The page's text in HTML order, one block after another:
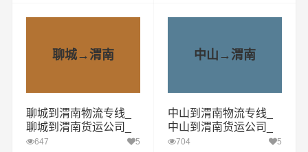
聊城→渭南
聊城到渭南物流专线_
聊城到渭南货运公司_
聊城至渭南运输专线哪
647 5
中山→渭南
中山到渭南物流专线_
中山到渭南货运公司_
中山至渭南运输专线哪
704 5